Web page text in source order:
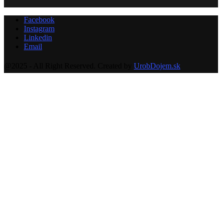
Facebook
Instagram
Linkedin
Email
UrobDojem.sk